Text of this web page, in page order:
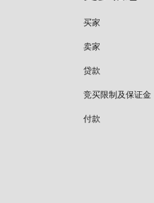
买家
卖家
贷款
竞买限制及保证金
付款